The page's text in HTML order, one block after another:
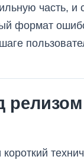
часть,
формат